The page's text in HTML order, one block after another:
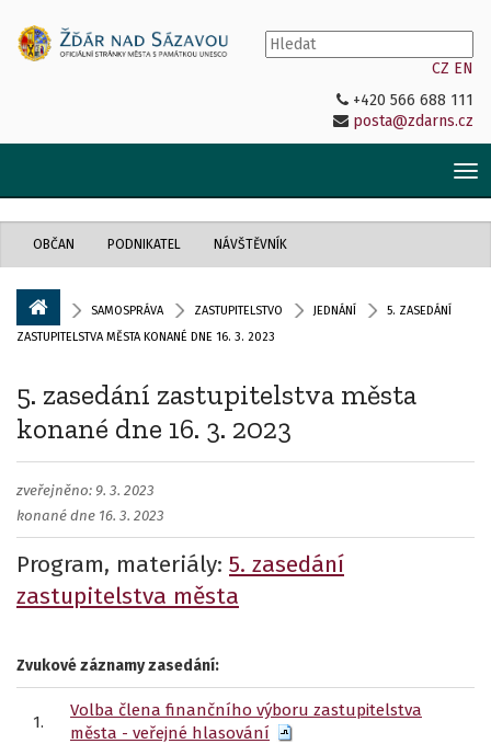
CZ EN
+420 566 688 111
posta@zdarns.cz
OBČAN PODNIKATEL NÁVŠTĚVNÍK
SAMOSPRÁVA ZASTUPITELSTVO JEDNÁNÍ
5. ZASEDÁNÍ
ZASTUPITELSTVA MĚSTA KONANÉ DNE 16. 3. 2023
5. zasedání zastupitelstva města
konané dne 16. 3. 2023
zveřejněno: 9. 3. 2023
konané dne 16. 3. 2023
Program, materiály: 5. zasedání
zastupitelstva města
Zvukové záznamy zasedání:
1.
Volba člena finančního výboru zastupitelstva
města - veřejné hlasování